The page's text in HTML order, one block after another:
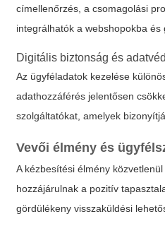
címellenőrzés, a csomagolási
integrálhatók a webshopokba
Digitális biztonság és
Az ügyféladatok kezelése
adathozzáférés jelentősen
szolgáltatókat, amelyek
Vevői élmény és
A kézbesítési élmény
hozzájárulnak a pozitív
gördülékeny visszaküldési